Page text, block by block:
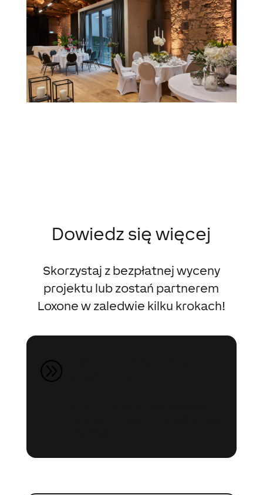
Dowiedz się więcej
Skorzystaj z bezpłatnej wyceny
projektu lub zostań partnerem
Loxone w zaledwie kilku krokach!